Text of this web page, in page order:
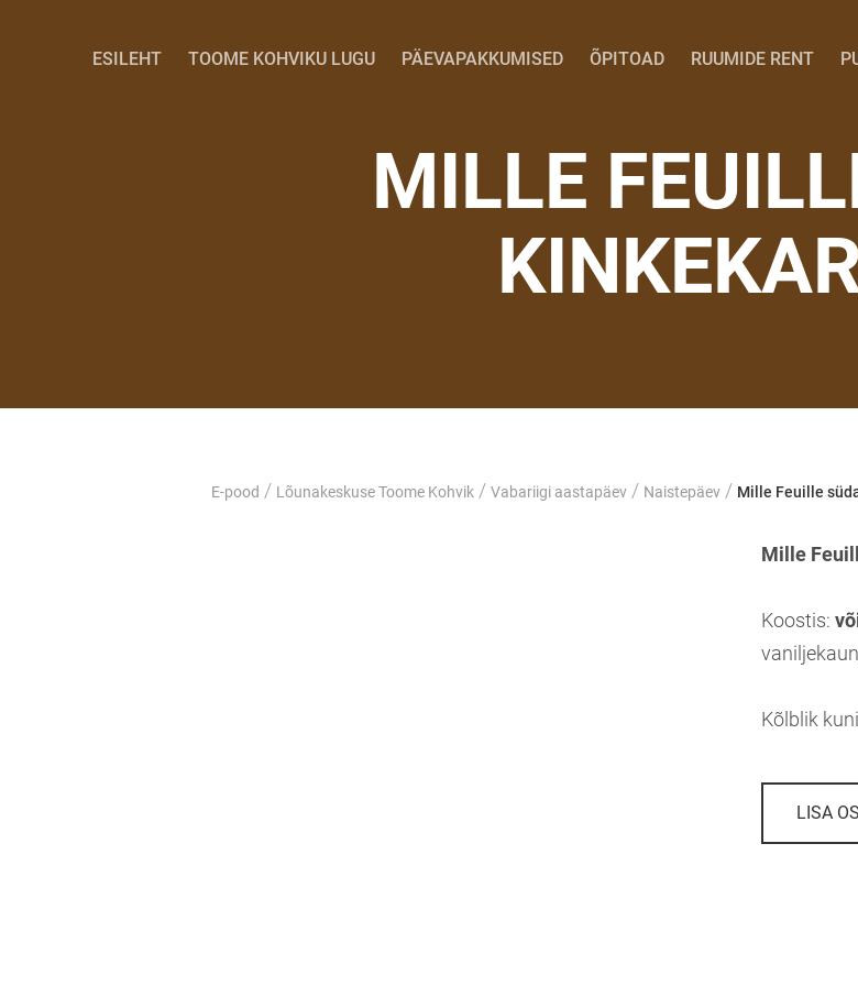
ESILEHT TOOME KOHVIKU LUGU PÄEVAPAKKUMISED ÕPITOAD RUUMIDE RENT
MILLE
E-pood / Lõunakeskuse Toome Kohvik / Vabariigi aastapäev / Naistepäev / Mille Feuille
Mille
Koostis:
Kõlblik
LISA